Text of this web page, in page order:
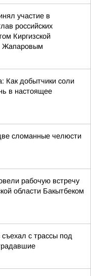
участие в
российских
Киргизской
Жапаровым
Как добытчики соли
в настоящее
сломанные челюсти
рабочую встречу
области Бакытбеком
с трассы под